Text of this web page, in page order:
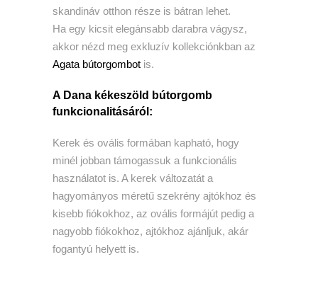
skandináv otthon része is bátran lehet.
Ha egy kicsit elegánsabb darabra vágysz,
akkor nézd meg exkluzív kollekciónkban az
Agata bútorgombot is.
A Dana kékeszöld bútorgomb
funkcionalitásáról:
Kerek és ovális formában kapható, hogy
minél jobban támogassuk a funkcionális
használatot is. A kerek változatát a
hagyományos méretű szekrény ajtókhoz és
kisebb fiókokhoz, az ovális formájút pedig a
nagyobb fiókokhoz, ajtókhoz ajánljuk, akár
fogantyú helyett is.